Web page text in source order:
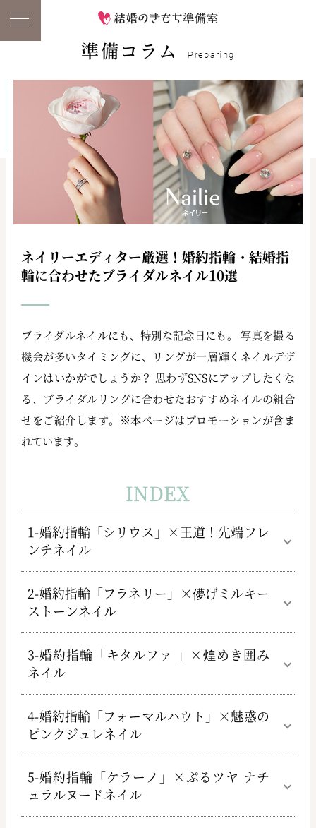
準備コラム Preparing
ネイリーエディター厳選！婚約指輪・結婚指
輪に合わせたブライダルネイル10選
ブライダルネイルにも、特別な記念日にも。 写真を撮る
機会が多いタイミングに、リングが一層輝くネイルデザ
インはいかがでしょうか？ 思わずSNSにアップしたくな
る、ブライダルリングに合わせたおすすめネイルの組合
せをご紹介します。※本ページはプロモーションが含ま
れています。
INDEX
1-婚約指輪「シリウス」×王道！先端フレ
ンチネイル
2-婚約指輪「フラネリー」×儚げミルキー
ストーンネイル
3-婚約指輪「キタルファ 」×煌めき囲み
ネイル
4-婚約指輪「フォーマルハウト」×魅惑の
ピンクジュレネイル
5-婚約指輪「ケラーノ」×ぷるツヤ ナチ
ュラルヌードネイル